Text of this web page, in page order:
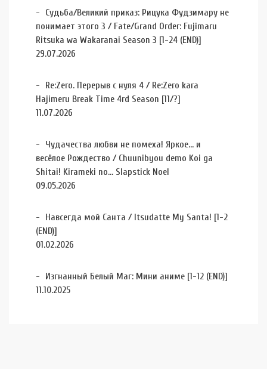
Судьба/Великий приказ: Рицука Фудзимару не
понимает этого 3 / Fate/Grand Order: Fujimaru
Ritsuka wa Wakaranai Season 3 [1-24 (END)]
29.07.2026
Re:Zero. Перерыв с нуля 4 / Re:Zero kara
Hajimeru Break Time 4rd Season [11/?]
11.07.2026
Чудачества любви не помеха! Яркое… и
весёлое Рождество / Chuunibyou demo Koi ga
Shitai! Kirameki no… Slapstick Noel
09.05.2026
Навсегда мой Санта / Itsudatte My Santa! [1-2
(END)]
01.02.2026
Изгнанный Белый Маг: Мини аниме [1-12 (END)]
11.10.2025